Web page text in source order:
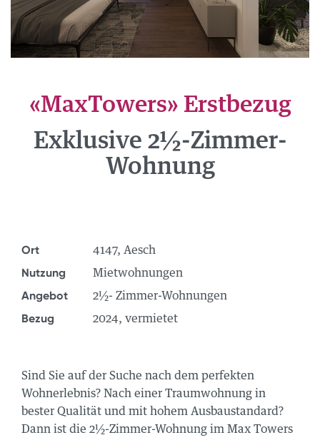
ANGEBOT
KAUFEN
REFERENZEN
NEWS
ÜBER UNS
JOBS
«MaxTowers» Erstbezug
Exklusive 2½-Zimmer-
Wohnung
Ort 4147, Aesch
Nutzung Mietwohnungen
Angebot 2½- Zimmer-Wohnungen
Bezug 2024, vermietet
Sind Sie auf der Suche nach dem perfekten
Wohnerlebnis? Nach einer Traumwohnung in
bester Qualität und mit hohem Ausbaustandard?
Dann ist die 2½-Zimmer-Wohnung im Max Towers